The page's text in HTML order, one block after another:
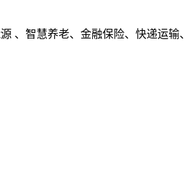
、智慧养老、金融保险、快递运输